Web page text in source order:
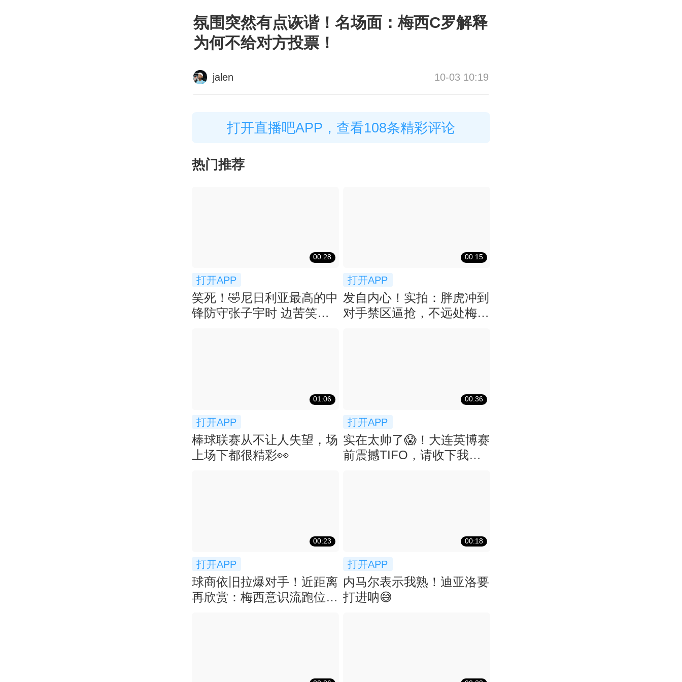
氛围突然有点诙谐！名场面：梅西C罗解释
为何不给对方投票！
jalen 10-03 10:19
打开直播吧APP，查看108条精彩评论
热门推荐
00:28
打开APP
笑死！🤣尼日利亚最高的中
锋防守张子宇时 边苦笑边
00:15
打开APP
发自内心！实拍：胖虎冲到
对手禁区逼抢，不远处梅西
01:06
打开APP
棒球联赛从不让人失望，场
上场下都很精彩👀
00:36
打开APP
实在太帅了😱！大连英博赛
前震撼TIFO，请收下我的
00:23
打开APP
球商依旧拉爆对手！近距离
再欣赏：梅西意识流跑位不
00:18
打开APP
内马尔表示我熟！迪亚洛要
打进呐😅